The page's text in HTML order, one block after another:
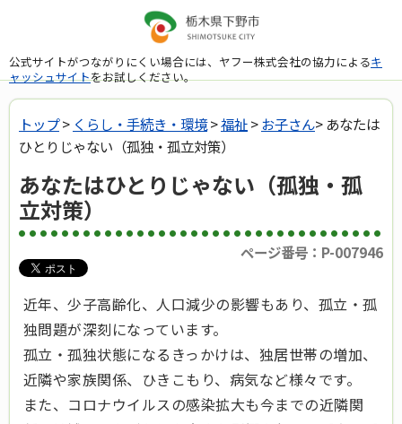
公式サイトがつながりにくい場合には、ヤフー株式会社の協力によるキ
ャッシュサイトをお試しください。
トップ> くらし・手続き・環境>福祉>お子さん> あなたは
ひとりじゃない（孤独・孤立対策）
あなたはひとりじゃない（孤独・孤
立対策）
ページ番号：P-007946
近年、少子高齢化、人口減少の影響もあり、孤立・孤
独問題が深刻になっています。
孤立・孤独状態になるきっかけは、独居世帯の増加、
近隣や家族関係、ひきこもり、病気など様々です。
また、コロナウイルスの感染拡大も今までの近隣関